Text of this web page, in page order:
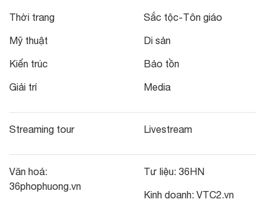
Thời trang
Mỹ thuật
Kiến trúc
Giải trí
Sắc tộc-Tôn giáo
Di sản
Bảo tồn
Media
Streaming tour Livestream
Văn hoá:
36phophuong.vn
Tư liệu: 36HN
Kinh doanh: VTC2.vn